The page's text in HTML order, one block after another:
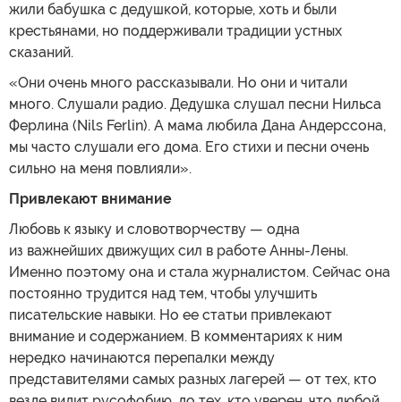
жили бабушка с дедушкой, которые, хоть и были
крестьянами, но поддерживали традиции устных
сказаний.
«Они очень много рассказывали. Но они и читали
много. Слушали радио. Дедушка слушал песни Нильса
Ферлина (Nils Ferlin). А мама любила Дана Андерссона,
мы часто слушали его дома. Его стихи и песни очень
сильно на меня повлияли».
Привлекают внимание
Любовь к языку и словотворчеству — одна
из важнейших движущих сил в работе Анны-Лены.
Именно поэтому она и стала журналистом. Сейчас она
постоянно трудится над тем, чтобы улучшить
писательские навыки. Но ее статьи привлекают
внимание и содержанием. В комментариях к ним
нередко начинаются перепалки между
представителями самых разных лагерей — от тех, кто